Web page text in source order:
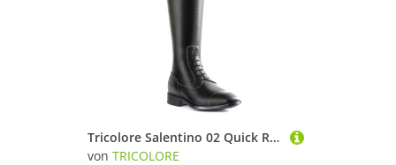
Tricolore Salentino 02 Quick Reitstiefel by DeNiro
von TRICOLORE